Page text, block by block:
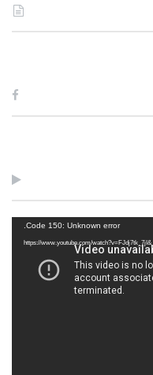
Code 150: Unknown error.